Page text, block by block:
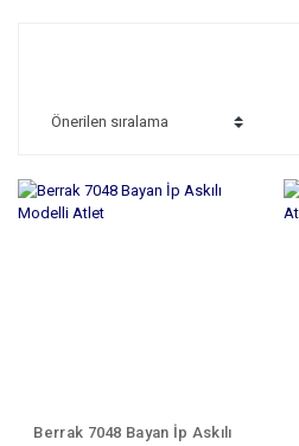
Berrak 7048 Bayan İp Askılı